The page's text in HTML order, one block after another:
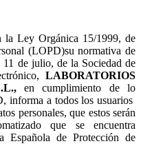
la Ley Orgánica 15/1999, de
(LOPD)su normativa de
de julio, de la Sociedad de
LABORATORIOS
en cumplimiento de lo
informa a todos los usuarios
personales, que estos serán
que se encuentra
Española de Protección de